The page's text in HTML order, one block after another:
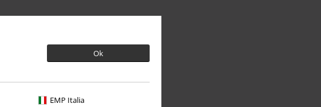
Ok
EMP Italia